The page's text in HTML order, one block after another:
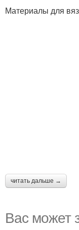
Материалы для
читать дальше →
Вас может